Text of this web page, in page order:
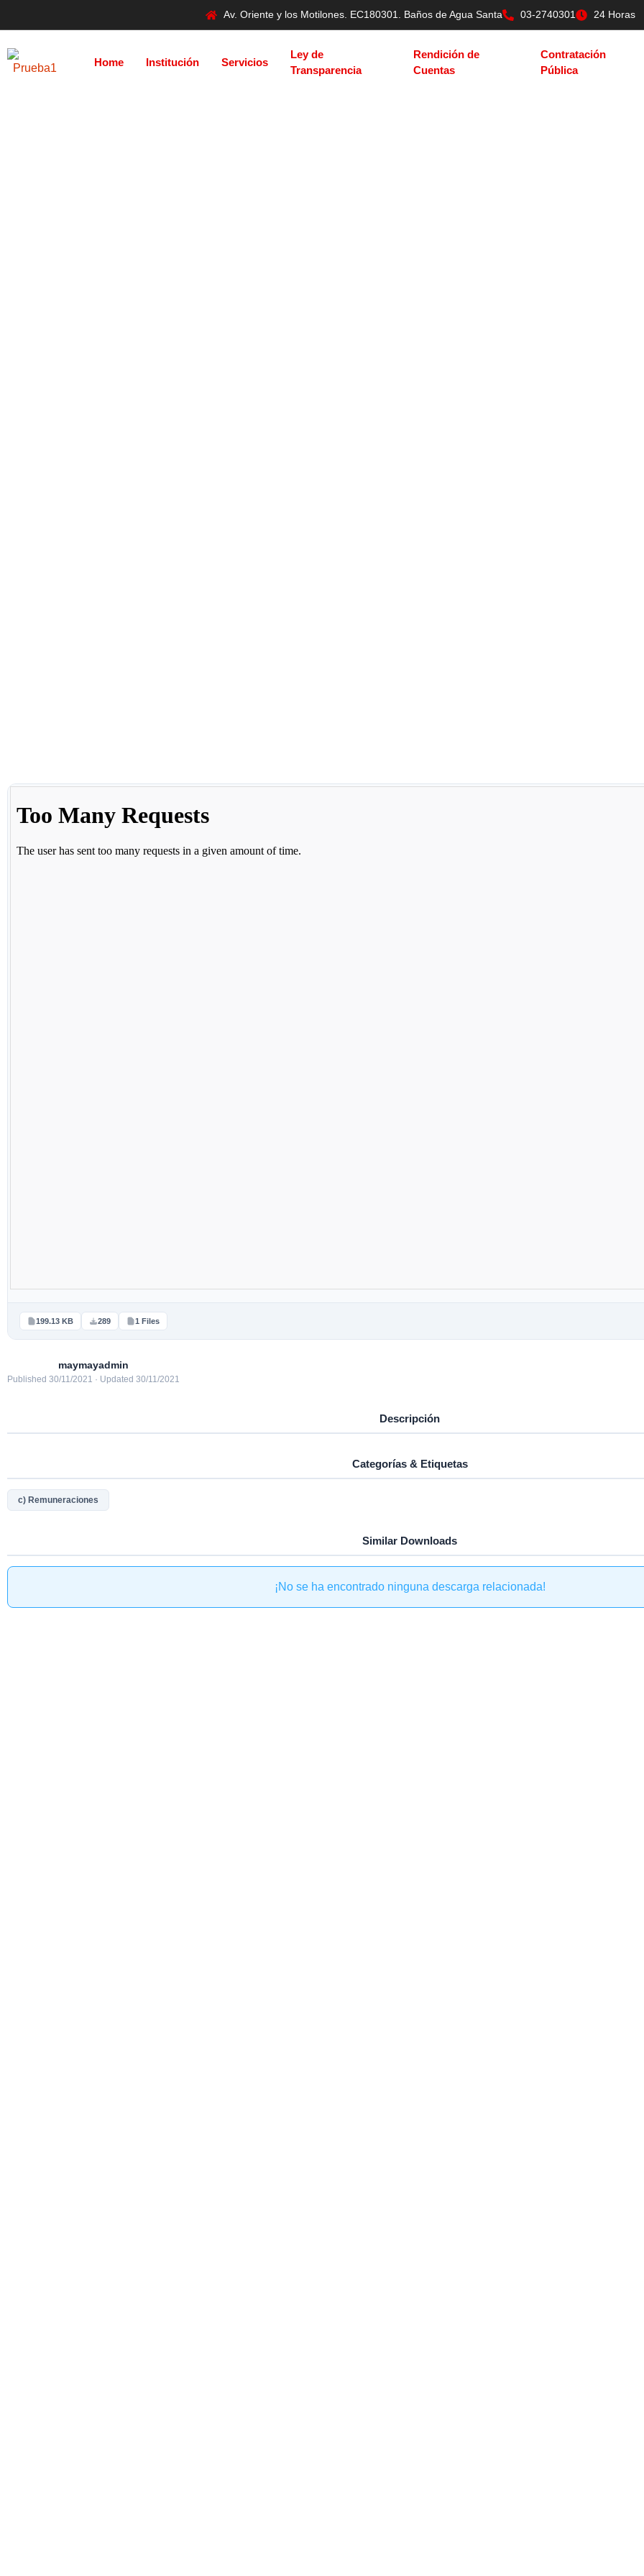
Av. Oriente y los Motilones. EC180301. Baños de Agua Santa 03-2740301 24 Horas
Home Institución Servicios
Ley de
Transparencia
Rendición de
Cuentas
Contratación
Pública
199.13 KB 289 1 Files
maymayadmin
Published 30/11/2021 · Updated 30/11/2021
Descripción
Categorías & Etiquetas
c) Remuneraciones
Similar Downloads
¡No se ha encontrado ninguna descarga relacionada!